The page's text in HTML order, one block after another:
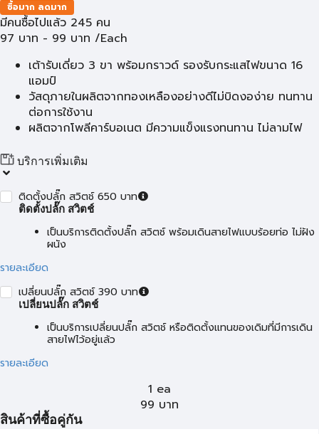
ซื้อมาก ลดมาก
มีคนซื้อไปแล้ว 245 คน
97 บาท - 99 บาท /Each
เต้ารับเดี่ยว 3 ขา พร้อมกราวด์ รองรับกระแสไฟขนาด 16
แอมป์
วัสดุภายในผลิตจากทองเหลืองอย่างดีไม่บิดงอง่าย ทนทาน
ต่อการใช้งาน
ผลิตจากโพลีคาร์บอเนต มีความแข็งแรงทนทาน ไม่ลามไฟ
บริการเพิ่มเติม
ติดตั้งปลั๊ก สวิตช์ 650 บาท
ติดตั้งปลั๊ก สวิตช์
เป็นบริการติดตั้งปลั๊ก สวิตช์ พร้อมเดินสายไฟแบบร้อยท่อ ไม่ฝัง
ผนัง
รายละเอียด
เปลี่ยนปลั๊ก สวิตช์ 390 บาท
เปลี่ยนปลั๊ก สวิตช์
เป็นบริการเปลี่ยนปลั๊ก สวิตช์ หรือติดตั้งแทนของเดิมที่มีการเดิน
สายไฟไว้อยู่แล้ว
รายละเอียด
1 ea
99 บาท
สินค้าที่ซื้อคู่กัน